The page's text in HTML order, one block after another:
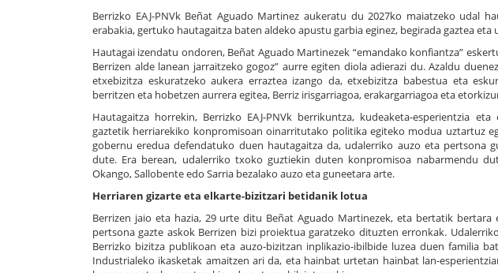
Berrizko EAJ-PNVk Beñat Aguado Martinez aukeratu du 2027ko maiatzeko udal
erabakia, gertuko hautagaitza baten aldeko apustu garbia eginez, begirada gaztea
Hautagai izendatu ondoren, Beñat Aguado Martinezek “emandako konfiantza”
Berrizen alde lanean jarraitzeko gogoz” aurre egiten diola adierazi du. Azaldu
etxebizitza eskuratzeko aukera erraztea izango da, etxebizitza babestua eta
berritzen eta hobetzen aurrera egitea, Berriz irisgarriagoa, erakargarriagoa eta
Hautagaitza horrekin, Berrizko EAJ-PNVk berrikuntza, kudeaketa-esperientzia
gaztetik herriarekiko konpromisoan oinarritutako politika egiteko modua uztartuz
gobernu eredua defendatuko duen hautagaitza da, udalerriko auzo eta pertsona
dute. Era berean, udalerriko txoko guztiekin duten konpromisoa nabarmendu
Okango, Sallobente edo Sarria bezalako auzo eta guneetara arte.
Herriaren gizarte eta elkarte-bizitzari betidanik lotua
Berrizen jaio eta hazia, 29 urte ditu Beñat Aguado Martinezek, eta bertatik
pertsona gazte askok Berrizen bizi proiektua garatzeko dituzten erronkak.
Berrizko bizitza publikoan eta auzo-bizitzan inplikazio-ibilbide luzea duen familia
Industrialeko ikasketak amaitzen ari da, eta hainbat urtetan hainbat lan-